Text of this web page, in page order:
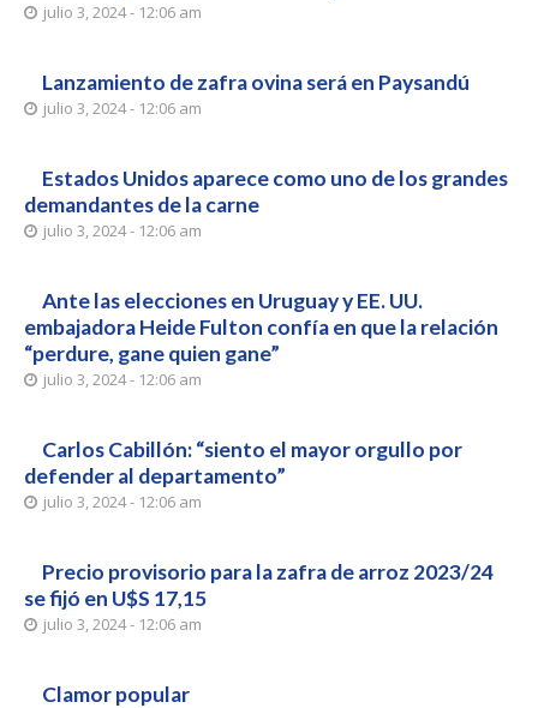
julio 3, 2024 - 12:06 am
Lanzamiento de zafra ovina será en Paysandú
julio 3, 2024 - 12:06 am
Estados Unidos aparece como uno de los grandes
demandantes de la carne
julio 3, 2024 - 12:06 am
Ante las elecciones en Uruguay y EE. UU.
embajadora Heide Fulton confía en que la relación
“perdure, gane quien gane”
julio 3, 2024 - 12:06 am
Carlos Cabillón: “siento el mayor orgullo por
defender al departamento”
julio 3, 2024 - 12:06 am
Precio provisorio para la zafra de arroz 2023/24
se fijó en U$S 17,15
julio 3, 2024 - 12:06 am
Clamor popular